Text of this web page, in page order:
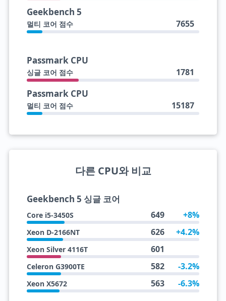
Geekbench 5
멀티 코어 점수 7655
Passmark CPU
싱글 코어 점수 1781
Passmark CPU
멀티 코어 점수 15187
다른 CPU와 비교
Geekbench 5 싱글 코어
Core i5-3450S 649 +8%
Xeon D-2166NT 626 +4.2%
Xeon Silver 4116T 601
Celeron G3900TE 582 -3.2%
Xeon X5672 563 -6.3%